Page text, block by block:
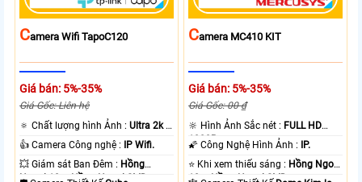
CAmera Wifi TapoC120
Giá bán: 5%-35%
Giá Gốc: Liên hệ
🔅 Chất lượng hình Ảnh :Ultra 2k +
.
👍 Camera Công nghệ : IP Wifi.
💥 Giám sát Ban Đêm : Hồng
Ngoại 10m Hồng Ngoại SMD.
CAmera MC410 KIT
Giá bán: 5%-35%
Giá Gốc: 00 ₫
🔆 Hình Ảnh Sắc nét : FULL HD
1080P .
🌠 Công Nghệ Hình Ảnh : IP.
⭐ Khi xem thiếu sáng : Hồng Ngoại
10m Hồng Ngoại SMD.